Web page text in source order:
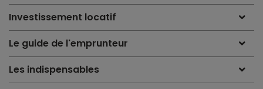
Investissement locatif
Le guide de l'emprunteur
Les indispensables